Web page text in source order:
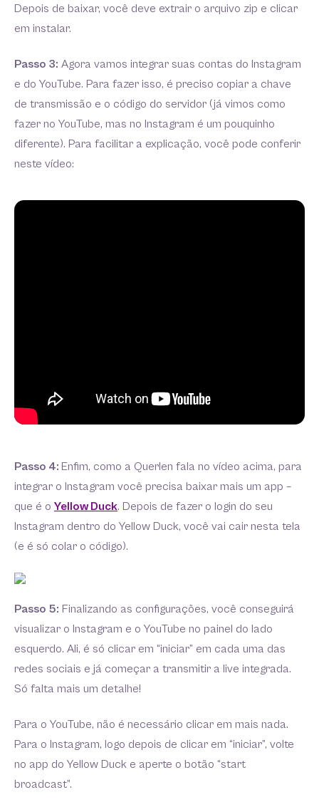
Depois de baixar, você deve extrair o arquivo zip e clicar
em instalar.
Passo 3: Agora vamos integrar suas contas do Instagram
e do YouTube. Para fazer isso, é preciso copiar a chave
de transmissão e o código do servidor (já vimos como
fazer no YouTube, mas no Instagram é um pouquinho
diferente). Para facilitar a explicação, você pode conferir
neste vídeo:
Passo 4: Enfim, como a Querlen fala no vídeo acima, para
integrar o Instagram você precisa baixar mais um app –
que é o Yellow Duck. Depois de fazer o login do seu
Instagram dentro do Yellow Duck, você vai cair nesta tela
(e é só colar o código).
Passo 5: Finalizando as configurações, você conseguirá
visualizar o Instagram e o YouTube no painel do lado
esquerdo. Ali, é só clicar em “iniciar” em cada uma das
redes sociais e já começar a transmitir a live integrada.
Só falta mais um detalhe!
Para o YouTube, não é necessário clicar em mais nada.
Para o Instagram, logo depois de clicar em “iniciar”, volte
no app do Yellow Duck e aperte o botão “start
broadcast”.